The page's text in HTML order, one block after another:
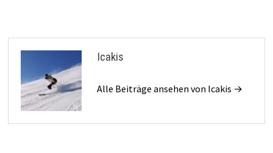
Icakis
Alle Beiträge ansehen von Icakis →